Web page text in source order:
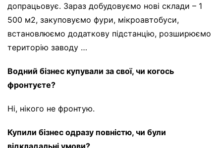
допрацьовує. Зараз добудовуємо нові склади – 1
500 м2, закуповуємо фури, мікроавтобуси,
встановлюємо додаткову підстанцію, розширюємо
територію заводу …
Водний бізнес купували за свої, чи когось
фронтуєте?
Ні, нікого не фронтую.
Купили бізнес одразу повністю, чи були
відкладальні умови?